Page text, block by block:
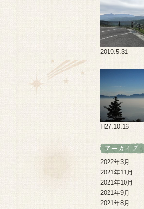
2019.5.31
H27.10.16
2022年3月
2021年11月
2021年10月
2021年9月
2021年8月